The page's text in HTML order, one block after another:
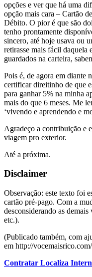
opções e ver que há uma
opção mais cara – Cartão
Débito. O pior é que são
tenho prontamente
sincero, até hoje usava ou
retirasse mais fácil daquela
guardados na carteira,
Pois é, de agora em diante
certificar direitinho de que
para ganhar 5% na minha
mais do que 6 meses. Me
‘vivendo e aprendendo e
Agradeço a contribuição e
viagem pro exterior.
Até a próxima.
Disclaimer
Observação: este texto foi
cartão pré-pago. Com a
desconsiderando as
etc.).
(Publicado também, com
em http://
Contratar Localiza